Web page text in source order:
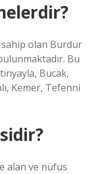
olan Burdur
Bu
Bucak,
Kemer, Tefenni
alan ve nüfus